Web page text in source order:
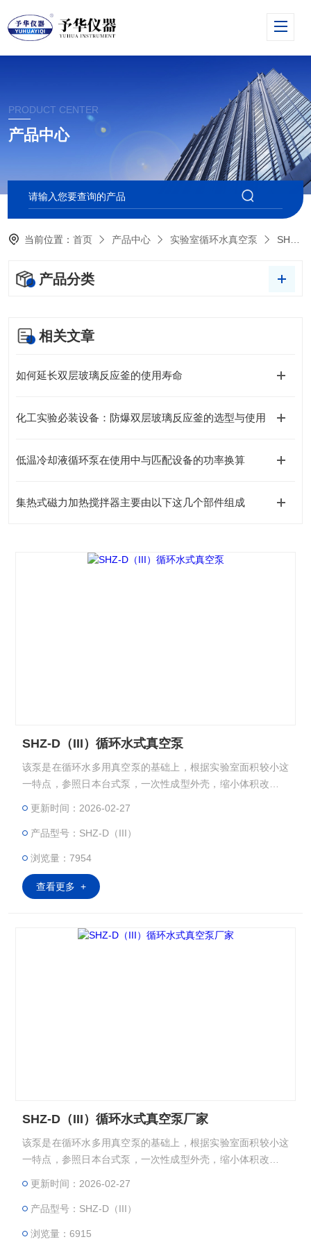
PRODUCT CENTER
产品中心
当前位置：首页 产品中心 实验室循环水真空泵 SHZ-D（Ⅲ）小型循环水真空泵
产品分类
相关文章
如何延长双层玻璃反应釜的使用寿命
化工实验必装设备：防爆双层玻璃反应釜的选型与使用
低温冷却液循环泵在使用中与匹配设备的功率换算
集热式磁力加热搅拌器主要由以下这几个部件组成
SHZ-D（III）循环水式真空泵
该泵是在循环水多用真空泵的基础上，根据实验室面积较小这
一特点，参照日本台式泵，一次性成型外壳，缩小体积改进而
学生亦可在任意一面开机、关机。：
更新时间：2026-02-27
产品型号：SHZ-D（III）
浏览量：7954
查看更多 +
SHZ-D（III）循环水式真空泵厂家
该泵是在循环水多用真空泵的基础上，根据实验室面积较小这
一特点，参照日本台式泵，一次性成型外壳，缩小体积改进而
学生亦可在任意一面开机、关机。：
更新时间：2026-02-27
产品型号：SHZ-D（III）
浏览量：6915